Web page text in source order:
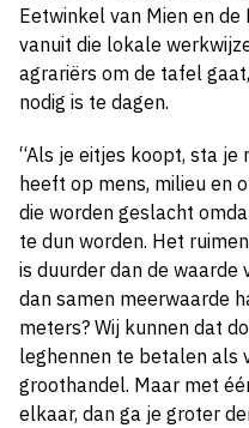
Eetwinkel van Mien en de
vanuit die lokale
agrariërs om de tafel
nodig is te dagen.
“Als je eitjes koopt, sta
heeft op mens, milieu en
die worden geslacht
te dun worden. Het
is duurder dan de waarde
dan samen meerwaarde
meters? Wij kunnen dat
leghennen te betalen als
groothandel. Maar met
elkaar, dan ga je groter